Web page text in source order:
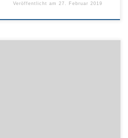
Veröffentlicht am 27. Februar 2019